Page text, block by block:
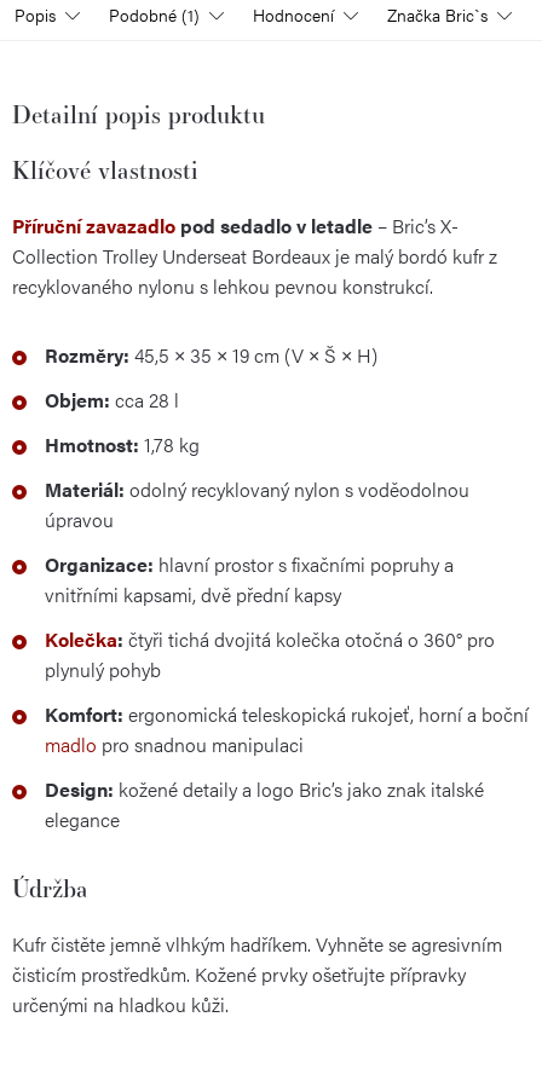
Popis Podobné (1) Hodnocení Značka Bric`s
Detailní popis produktu
Klíčové vlastnosti
Příruční zavazadlo pod sedadlo v letadle – Bric’s X-
Collection Trolley Underseat Bordeaux je malý bordó kufr z
recyklovaného nylonu s lehkou pevnou konstrukcí.
Rozměry: 45,5 × 35 × 19 cm (V × Š × H)
Objem: cca 28 l
Hmotnost: 1,78 kg
Materiál: odolný recyklovaný nylon s voděodolnou
úpravou
Organizace: hlavní prostor s fixačními popruhy a
vnitřními kapsami, dvě přední kapsy
Kolečka: čtyři tichá dvojitá kolečka otočná o 360° pro
plynulý pohyb
Komfort: ergonomická teleskopická rukojeť, horní a boční
madlo pro snadnou manipulaci
Design: kožené detaily a logo Bric’s jako znak italské
elegance
Údržba
Kufr čistěte jemně vlhkým hadříkem. Vyhněte se agresivním
čisticím prostředkům. Kožené prvky ošetřujte přípravky
určenými na hladkou kůži.